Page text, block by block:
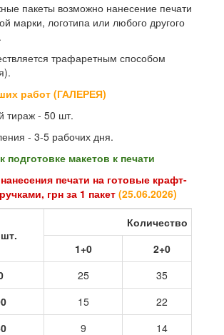
пакеты возможно нанесение печати
марки, логотипа или любого другого
трафаретным способом
работ (ГАЛЕРЕЯ)
тираж - 50 шт.
- 3-5 рабочих дня.
подготовке макетов к печати
печати на готовые крафт-
грн за 1 пакет (25.06.2026)
Количество
1+0
2+0
25
35
15
22
9 14